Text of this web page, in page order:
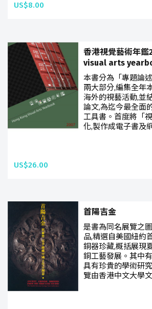
US$8.00
香港視覺藝術年
visual arts
本書分為「專題論
兩大部分,編集全年
海外的視藝活動,並
論文,為迄今最全面
工具書。首度將「
化,製作成電子書及
US$26.00
首陽吉金
是書為同名展覽之
品,精選自美國紐約
銅器珍藏,概括展現
銅工藝發展。其中
具有珍貴的學術研
覽由香港中文大學